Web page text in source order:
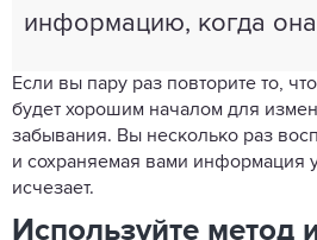
информацию, когда
Если вы пару раз повторите то,
будет хорошим началом для
забывания. Вы несколько раз
и сохраняемая вами информация
исчезает.
Используйте метод